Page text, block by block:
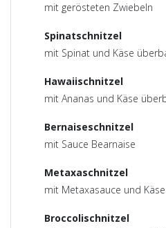
mit gerösteten Zwiebeln
Spinatschnitzel
mit Spinat und Käse
Hawaiischnitzel
mit Ananas und Käse
Bernaiseschnitzel
mit Sauce Bearnaise
Metaxaschnitzel
mit Metaxasauce und
Broccolischnitzel